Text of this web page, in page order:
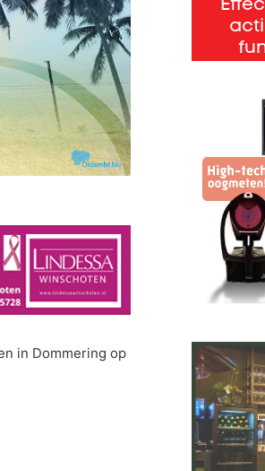
in Dommering op